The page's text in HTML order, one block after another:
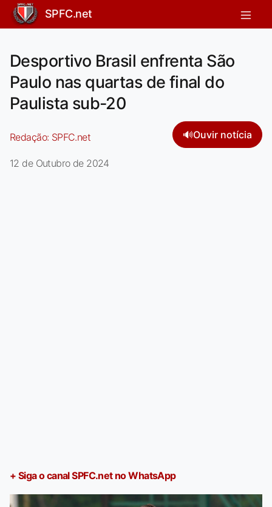
SPFC.net
Desportivo Brasil enfrenta São
Paulo nas quartas de final do
Paulista sub-20
Redação: SPFC.net 🔊Ouvir notícia
12 de Outubro de 2024
+ Siga o canal SPFC.net no WhatsApp